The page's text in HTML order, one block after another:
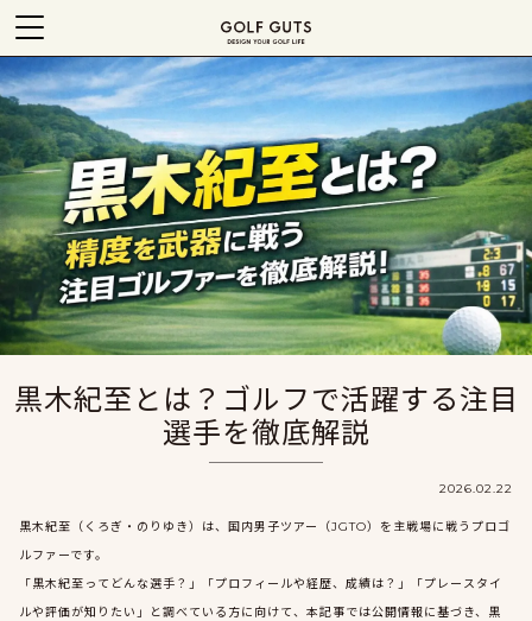
黒木紀至とは？ゴルフで活躍する注目
選手を徹底解説
2026.02.22
黒木紀至（くろぎ・のりゆき）は、国内男子ツアー（JGTO）を主戦場に戦うプロゴ
ルファーです。
「黒木紀至ってどんな選手？」「プロフィールや経歴、成績は？」「プレースタイ
ルや評価が知りたい」と調べている方に向けて、本記事では公開情報に基づき、黒